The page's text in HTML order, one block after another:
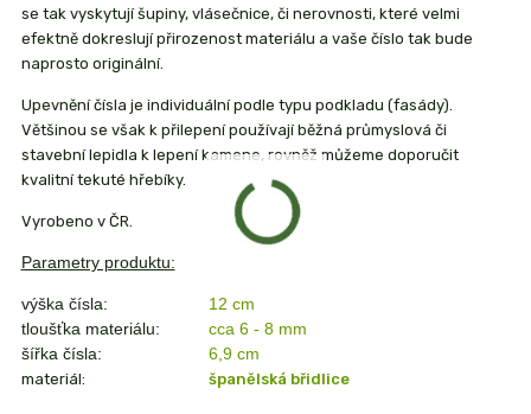
se tak vyskytují šupiny, vlásečnice, či nerovnosti, které velmi
efektně dokreslují přirozenost materiálu a vaše číslo tak bude
naprosto originální.
Upevnění čísla je individuální podle typu podkladu (fasády).
Většinou se však k přilepení používají běžná průmyslová či
stavební lepidla k lepení kamene, rovněž můžeme doporučit
kvalitní tekuté hřebíky.
Vyrobeno v ČR.
Parametry produktu:
výška čísla:
12 cm
tloušťka materiálu:
cca 6 - 8 mm
šířka čísla:
6,9 cm
materiál: španělská břidlice